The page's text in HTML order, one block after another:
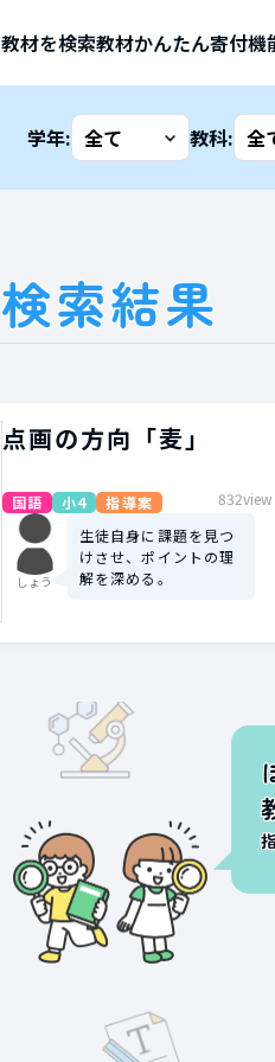
教材を検索教材かんたん寄付機
学年: 教科:
検索結果
点画の方向「麦」
国語 小4 指導案 832view
しょう
生徒自身に課題を見つ
けさせ、ポイントの理
解を深める。